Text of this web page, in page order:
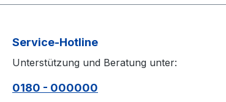
Service-Hotline
Unterstützung und Beratung unter:
0180 - 000000